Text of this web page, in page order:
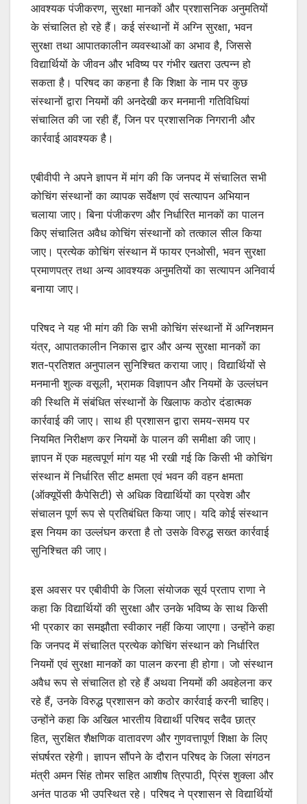
आवश्यक पंजीकरण, सुरक्षा मानकों और प्रशासनिक अनुमतियों
के संचालित हो रहे हैं। कई संस्थानों में अग्नि सुरक्षा, भवन
सुरक्षा तथा आपातकालीन व्यवस्थाओं का अभाव है, जिससे
विद्यार्थियों के जीवन और भविष्य पर गंभीर खतरा उत्पन्न हो
सकता है। परिषद का कहना है कि शिक्षा के नाम पर कुछ
संस्थानों द्वारा नियमों की अनदेखी कर मनमानी गतिविधियां
संचालित की जा रही हैं, जिन पर प्रशासनिक निगरानी और
कार्रवाई आवश्यक है।
एबीवीपी ने अपने ज्ञापन में मांग की कि जनपद में संचालित सभी
कोचिंग संस्थानों का व्यापक सर्वेक्षण एवं सत्यापन अभियान
चलाया जाए। बिना पंजीकरण और निर्धारित मानकों का पालन
किए संचालित अवैध कोचिंग संस्थानों को तत्काल सील किया
जाए। प्रत्येक कोचिंग संस्थान में फायर एनओसी, भवन सुरक्षा
प्रमाणपत्र तथा अन्य आवश्यक अनुमतियों का सत्यापन अनिवार्य
बनाया जाए।
परिषद ने यह भी मांग की कि सभी कोचिंग संस्थानों में अग्निशमन
यंत्र, आपातकालीन निकास द्वार और अन्य सुरक्षा मानकों का
शत-प्रतिशत अनुपालन सुनिश्चित कराया जाए। विद्यार्थियों से
मनमानी शुल्क वसूली, भ्रामक विज्ञापन और नियमों के उल्लंघन
की स्थिति में संबंधित संस्थानों के खिलाफ कठोर दंडात्मक
कार्रवाई की जाए। साथ ही प्रशासन द्वारा समय-समय पर
नियमित निरीक्षण कर नियमों के पालन की समीक्षा की जाए।
ज्ञापन में एक महत्वपूर्ण मांग यह भी रखी गई कि किसी भी कोचिंग
संस्थान में निर्धारित सीट क्षमता एवं भवन की वहन क्षमता
(ऑक्यूपेंसी कैपेसिटी) से अधिक विद्यार्थियों का प्रवेश और
संचालन पूर्ण रूप से प्रतिबंधित किया जाए। यदि कोई संस्थान
इस नियम का उल्लंघन करता है तो उसके विरुद्ध सख्त कार्रवाई
सुनिश्चित की जाए।
इस अवसर पर एबीवीपी के जिला संयोजक सूर्य प्रताप राणा ने
कहा कि विद्यार्थियों की सुरक्षा और उनके भविष्य के साथ किसी
भी प्रकार का समझौता स्वीकार नहीं किया जाएगा। उन्होंने कहा
कि जनपद में संचालित प्रत्येक कोचिंग संस्थान को निर्धारित
नियमों एवं सुरक्षा मानकों का पालन करना ही होगा। जो संस्थान
अवैध रूप से संचालित हो रहे हैं अथवा नियमों की अवहेलना कर
रहे हैं, उनके विरुद्ध प्रशासन को कठोर कार्रवाई करनी चाहिए।
उन्होंने कहा कि अखिल भारतीय विद्यार्थी परिषद सदैव छात्र
हित, सुरक्षित शैक्षणिक वातावरण और गुणवत्तापूर्ण शिक्षा के लिए
संघर्षरत रहेगी। ज्ञापन सौंपने के दौरान परिषद के जिला संगठन
मंत्री अमन सिंह तोमर सहित आशीष त्रिपाठी, प्रिंस शुक्ला और
अनंत पाठक भी उपस्थित रहे। परिषद ने प्रशासन से विद्यार्थियों